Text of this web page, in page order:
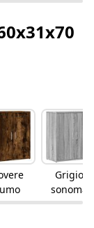
Grigio
sonoma